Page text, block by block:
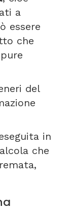
a
essere
che
del
in
che